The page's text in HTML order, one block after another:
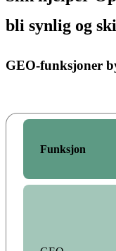
bli synlig og
GEO-funksjoner
Funksjon